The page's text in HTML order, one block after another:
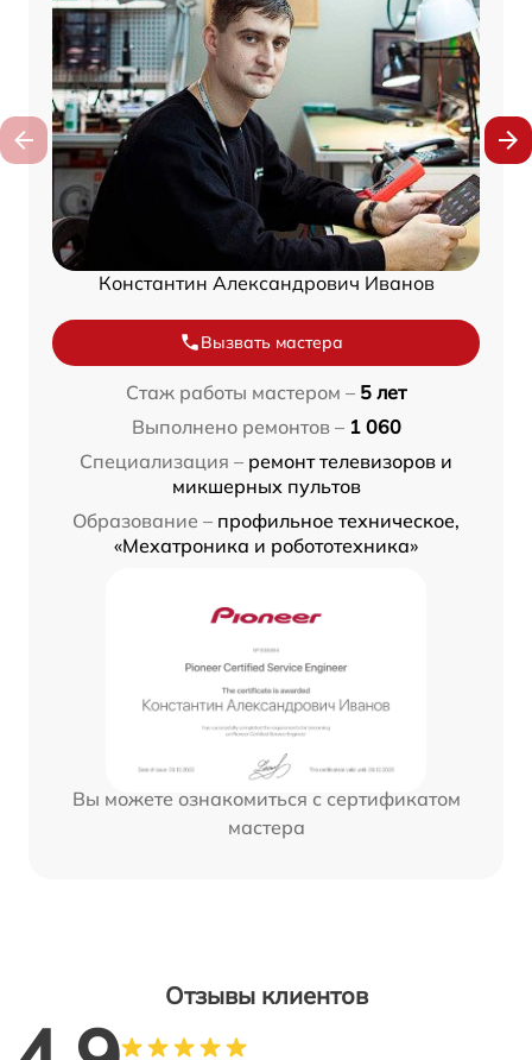
Константин Александрович Иванов
Вызвать мастера
Стаж работы мастером – 5 лет
Выполнено ремонтов – 1 060
Специализация – ремонт телевизоров и
микшерных пультов
Образование – профильное техническое,
«Мехатроника и робототехника»
Вы можете ознакомиться с сертификатом
мастера
Отзывы клиентов